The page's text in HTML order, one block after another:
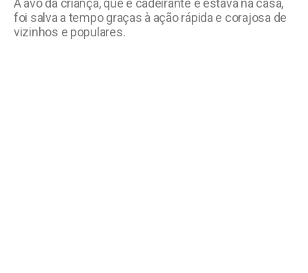
A avó da criança, que é cadeirante e estava na casa,
foi salva a tempo graças à ação rápida e corajosa de
vizinhos e populares.